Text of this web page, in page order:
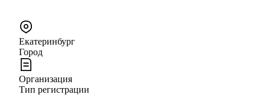
Екатеринбург
Город
Организация
Тип регистрации